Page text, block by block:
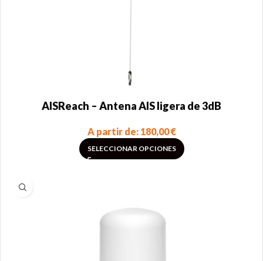
AISReach – Antena AIS ligera de 3dB
A partir de: 180,00€
SELECCIONAR OPCIONES